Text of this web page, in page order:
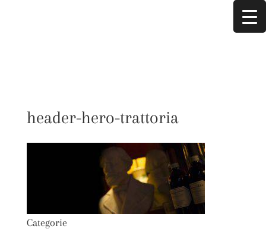
header-hero-trattoria
Categorie